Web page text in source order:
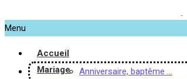
Menu
Accueil
Mariage
Anniversaire, baptême …